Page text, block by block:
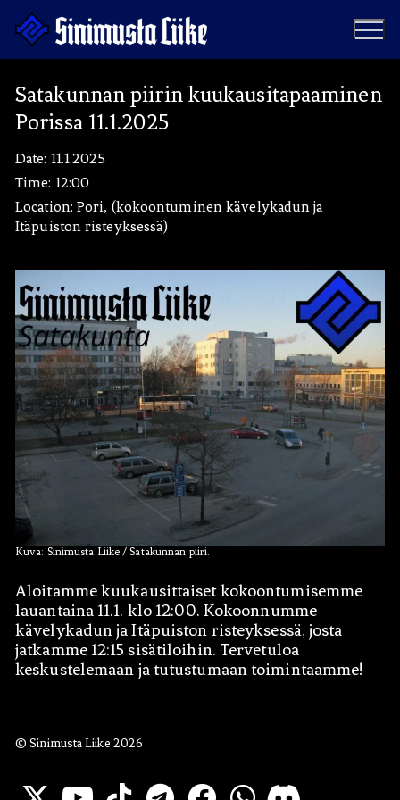
Hyppää
sisältöön
Tapahtumat
Materiaalipankki
Vaalit
Ohjelma
Jäseneksi
Artikkelit
Uutiset
Blogit
Kauppa
Hae:
Satakunnan piirin kuukausitapaaminen
Porissa 11.1.2025
Date: 11.1.2025
Time: 12:00
Location: Pori, (kokoontuminen kävelykadun ja
Itäpuiston risteyksessä)
Kuva: Sinimusta Liike / Satakunnan piiri.
Aloitamme kuukausittaiset kokoontumisemme
lauantaina 11.1. klo 12:00. Kokoonnumme
kävelykadun ja Itäpuiston risteyksessä, josta
jatkamme 12:15 sisätiloihin. Tervetuloa
keskustelemaan ja tutustumaan toimintaamme!
© Sinimusta Liike 2026